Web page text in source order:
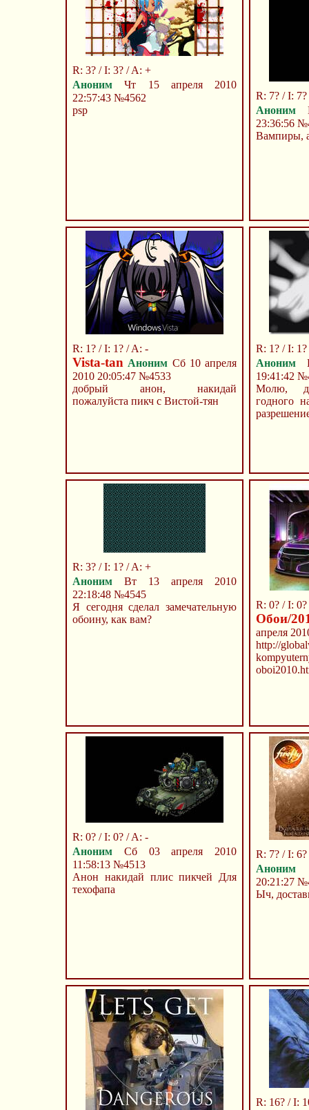
R: 3? / I: 3? / A: +
Аноним Чт 15 апреля 2010
22:57:43 №4562
psp
R: 7? / I:
Аноним
23:36:56
Вампиры,
R: 1? / I: 1? / A: -
Vista-tan Аноним Сб 10 апреля
2010 20:05:47 №4533
добрый анон, накидай
пожалуйста пикч с Вистой-тян
R: 1? / I:
Аноним
19:41:42
Молю,
годного
R: 3? / I: 1? / A: +
Аноним Вт 13 апреля 2010
22:18:48 №4545
Я сегодня сделал замечательную
обоину, как вам?
R: 0? / I:
Обои/
апреля
http://
R: 0? / I: 0? / A: -
Аноним Сб 03 апреля 2010
11:58:13 №4513
Анон накидай плис пикчей Для
техофапа
R: 7? / I:
Аноним
20:21:27
Ыч,
R: 16? / I: